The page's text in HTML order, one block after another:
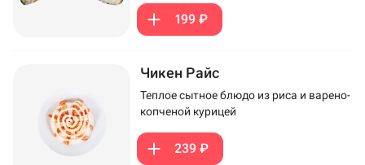
199 ₽
Чикен Райс
Теплое сытное блюдо из риса и варено-
копченой курицей
239 ₽